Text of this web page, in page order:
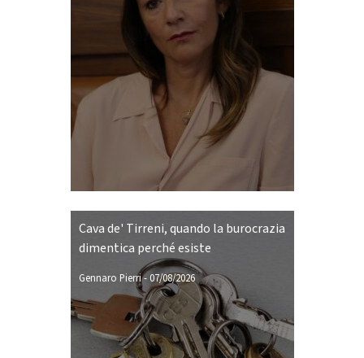
Cava de' Tirreni, quando la burocrazia
dimentica perché esiste
Gennaro Pierri- 07/08/2026